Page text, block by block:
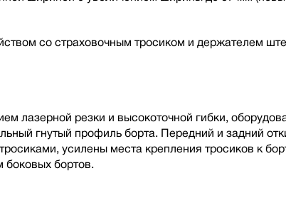
со страховочным тросиком и держателем
лазерной резки и высокоточной гибки,
гнутый профиль борта. Передний и задний
усилены места крепления тросиков к
боковых бортов.